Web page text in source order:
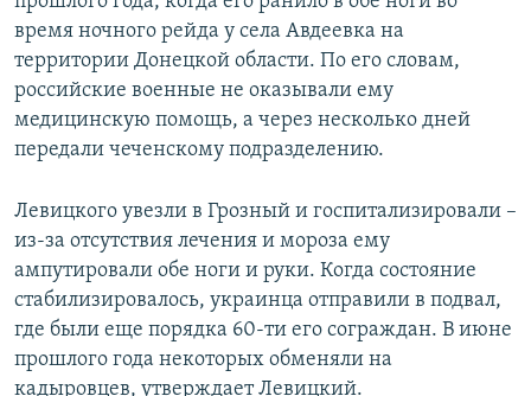
время ночного рейда у села Авдеевка на
территории Донецкой области. По его словам,
российские военные не оказывали ему
медицинскую помощь, а через несколько дней
передали чеченскому подразделению.
Левицкого увезли в Грозный и госпитализировали –
из-за отсутствия лечения и мороза ему
ампутировали обе ноги и руки. Когда состояние
стабилизировалось, украинца отправили в подвал,
где были еще порядка 60-ти его сограждан. В июне
прошлого года некоторых обменяли на
кадыровцев, утверждает Левицкий.